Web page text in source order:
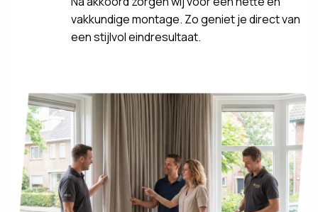
vakkundige montage. Zo geniet je direct van
een stijlvol eindresultaat.